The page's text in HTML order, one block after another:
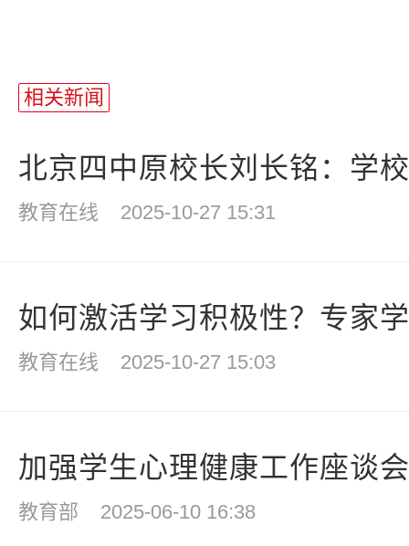
相关新闻
北京四中原校长刘长铭：学
教育在线 2025-10-27 15:31
如何激活学习积极性？专家
教育在线 2025-10-27 15:03
加强学生心理健康工作座谈
教育部 2025-06-10 16:38